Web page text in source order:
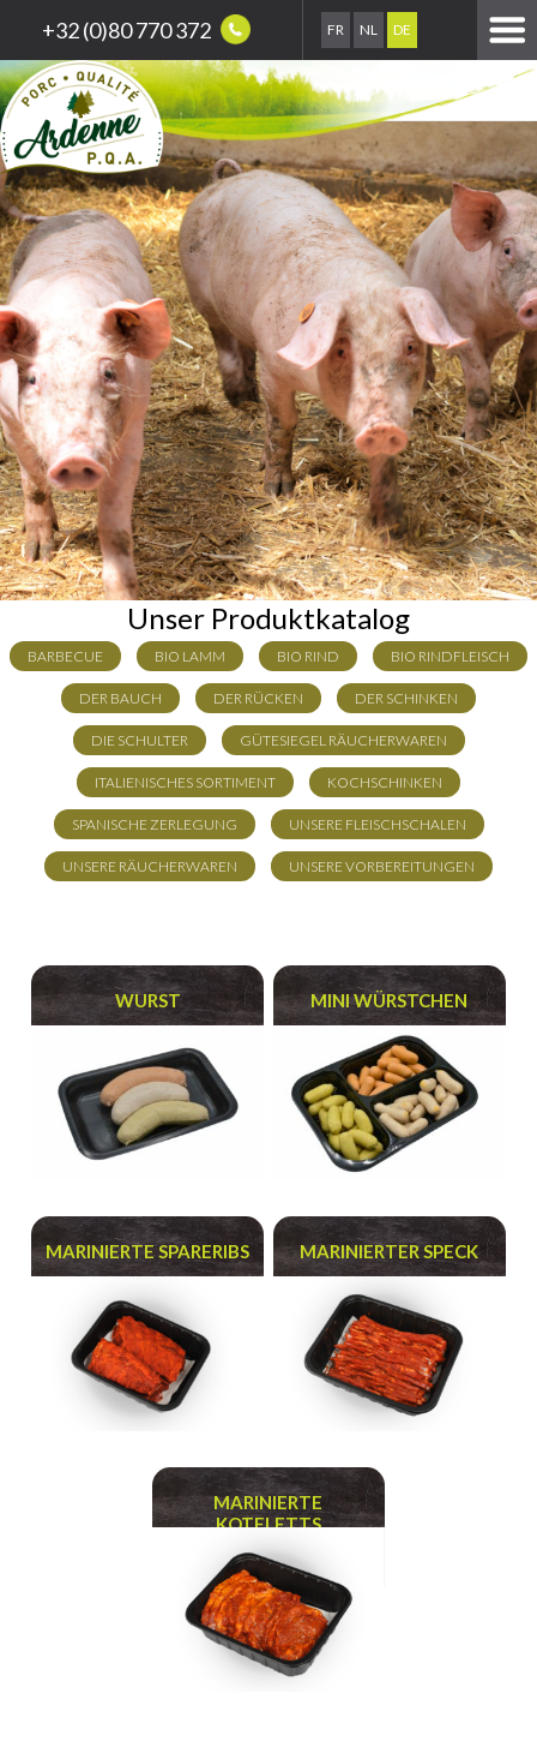
+32 (0)80 770 372 FR NL DE
Unser Produktkatalog
BARBECUE BIO LAMM BIO RIND BIO RINDFLEISCH
DER BAUCH DER RÜCKEN DER SCHINKEN
DIE SCHULTER GÜTESIEGEL RÄUCHERWAREN
ITALIENISCHES SORTIMENT KOCHSCHINKEN
SPANISCHE ZERLEGUNG UNSERE FLEISCHSCHALEN
UNSERE RÄUCHERWAREN UNSERE VORBEREITUNGEN
WURST MINI WÜRSTCHEN
MARINIERTE SPARERIBS MARINIERTER SPECK
MARINIERTE
KOTELETTS